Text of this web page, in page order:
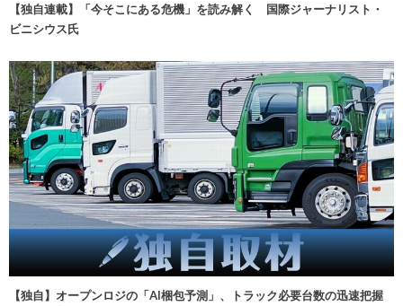
【独自連載】「今そこにある危機」を読み解く 国際ジャーナリスト・
ビニシウス氏
【独自】オープンロジの「AI梱包予測」、トラック必要台数の迅速把握